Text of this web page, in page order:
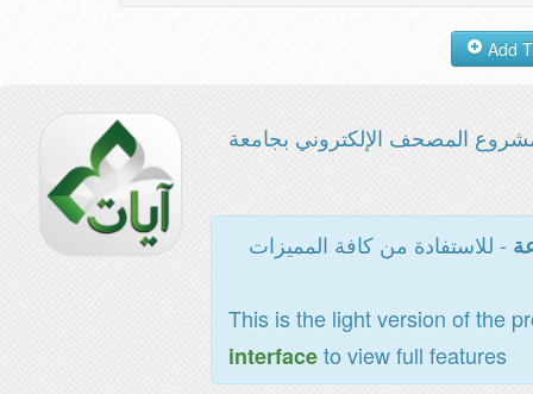
المصحف الإلكتروني بجامعة
- للاستفادة من كافة المميزات
This is the light version of the
interfaceto view full features